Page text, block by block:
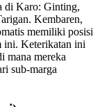
di Karo: Ginting,
Kembaren,
memiliki posisi
ini. Keterikatan ini
mana mereka
sub-marga